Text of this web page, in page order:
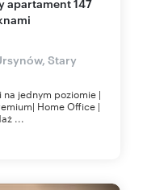
Stary
jednym poziomie |
Home Office |
...